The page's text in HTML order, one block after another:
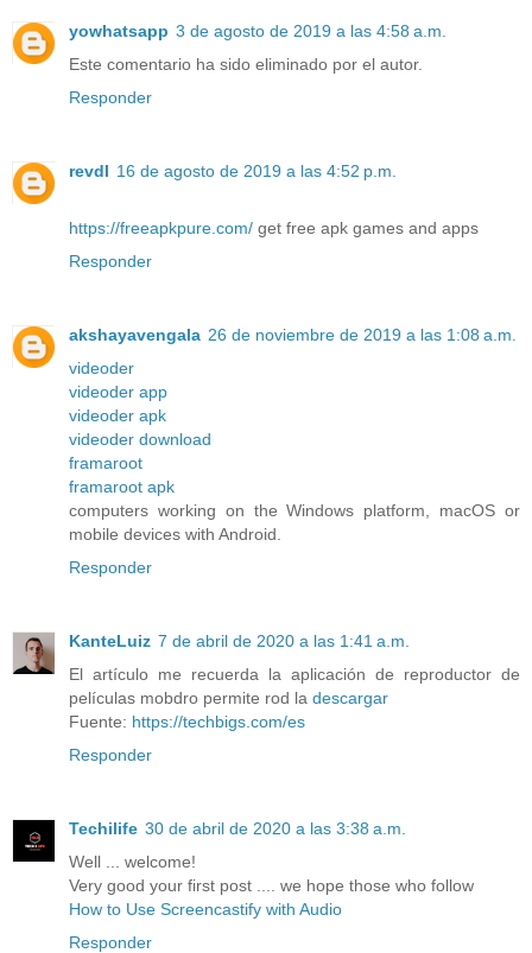
yowhatsapp 3 de agosto de 2019 a las 4:58 a.m.
Este comentario ha sido eliminado por el autor.
Responder
revdl 16 de agosto de 2019 a las 4:52 p.m.
https://freeapkpure.com/ get free apk games and apps
Responder
akshayavengala 26 de noviembre de 2019 a las 1:08 a.m.
videoder
videoder app
videoder apk
videoder download
framaroot
framaroot apk
computers working on the Windows platform, macOS or
mobile devices with Android.
Responder
KanteLuiz 7 de abril de 2020 a las 1:41 a.m.
El artículo me recuerda la aplicación de reproductor de
películas mobdro permite rod la descargar
Fuente: https://techbigs.com/es
Responder
Techilife 30 de abril de 2020 a las 3:38 a.m.
Well ... welcome!
Very good your first post .... we hope those who follow
How to Use Screencastify with Audio
Responder